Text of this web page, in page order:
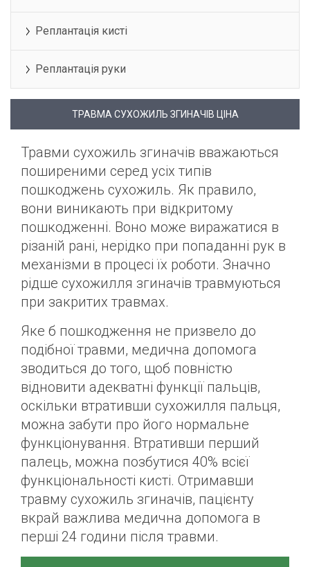
Реплантація кисті
Реплантація руки
ТРАВМА СУХОЖИЛЬ ЗГИНАЧІВ ЦІНА
Травми сухожиль згиначів вважаються
поширеними серед усіх типів
пошкоджень сухожиль. Як правило,
вони виникають при відкритому
пошкодженні. Воно може виражатися в
різаній рані, нерідко при попаданні рук в
механізми в процесі їх роботи. Значно
рідше сухожилля згиначів травмуються
при закритих травмах.
Яке б пошкодження не призвело до
подібної травми, медична допомога
зводиться до того, щоб повністю
відновити адекватні функції пальців,
оскільки втративши сухожилля пальця,
можна забути про його нормальне
функціонування. Втративши перший
палець, можна позбутися 40% всієї
функціональності кисті. Отримавши
травму сухожиль згиначів, пацієнту
вкрай важлива медична допомога в
перші 24 години після травми.